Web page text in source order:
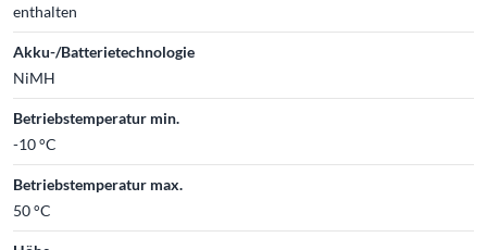
enthalten
Akku-/Batterietechnologie
NiMH
Betriebstemperatur min.
-10 °C
Betriebstemperatur max.
50 °C